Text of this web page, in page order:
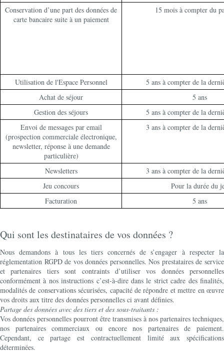
Conservation d’une part des données de
carte bancaire suite à un paiement
15 mois à compter du
Utilisation de l'Espace Personnel
5 ans à compter de la
Achat de séjour
5 ans
Gestion des séjours
5 ans à compter de la
Envoi de messages par email
(prospection commerciale électronique,
newsletter, réponse à une demande
particulière)
3 ans à compter de la
Newsletters
3 ans à compter de la
Jeu concours
Pour la durée du
Facturation
5 ans
Qui sont les destinataires de vos données ?
Nous demandons à tous les tiers concernés de s’engager à respecter la
réglementation RGPD de vos données personnelles. Nos prestataires de service
et partenaires tiers sont contraints d’utiliser vos données personnelles
conformément à nos instructions c’est-à-dire dans le strict cadre des finalités,
modalités de conservations sécurisées, capacité de répondre et mettre en œuvre
vos droits aux titre des données personnelles ci avant définies.
Partage des données avec des tiers et des sous-traitants :
Vos données personnelles pourront être transmises à nos partenaires techniques,
nos partenaires commerciaux ou encore nos partenaires de paiement.
Cependant, ce partage est contractuellement limité aux spécifications
déterminées.